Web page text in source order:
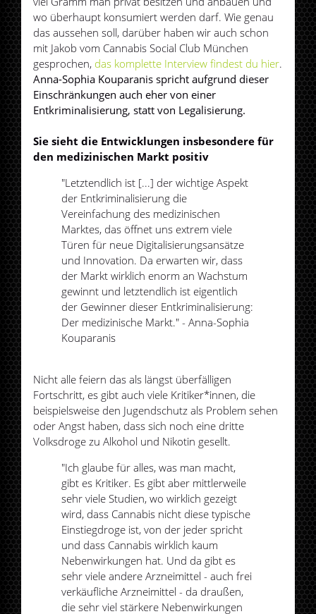
wo überhaupt konsumiert werden darf. Wie genau
das aussehen soll, darüber haben wir auch schon
mit Jakob vom Cannabis Social Club München
gesprochen, das komplette Interview findest du hier.
Anna-Sophia Kouparanis spricht aufgrund dieser
Einschränkungen auch eher von einer
Entkriminalisierung, statt von Legalisierung.
Sie sieht die Entwicklungen insbesondere für
den medizinischen Markt positiv
"Letztendlich ist [...] der wichtige Aspekt
der Entkriminalisierung die
Vereinfachung des medizinischen
Marktes, das öffnet uns extrem viele
Türen für neue Digitalisierungsansätze
und Innovation. Da erwarten wir, dass
der Markt wirklich enorm an Wachstum
gewinnt und letztendlich ist eigentlich
der Gewinner dieser Entkriminalisierung:
Der medizinische Markt." - Anna-Sophia
Kouparanis
Nicht alle feiern das als längst überfälligen
Fortschritt, es gibt auch viele Kritiker*innen, die
beispielsweise den Jugendschutz als Problem sehen
oder Angst haben, dass sich noch eine dritte
Volksdroge zu Alkohol und Nikotin gesellt.
"Ich glaube für alles, was man macht,
gibt es Kritiker. Es gibt aber mittlerweile
sehr viele Studien, wo wirklich gezeigt
wird, dass Cannabis nicht diese typische
Einstiegdroge ist, von der jeder spricht
und dass Cannabis wirklich kaum
Nebenwirkungen hat. Und da gibt es
sehr viele andere Arzneimittel - auch frei
verkäufliche Arzneimittel - da draußen,
die sehr viel stärkere Nebenwirkungen